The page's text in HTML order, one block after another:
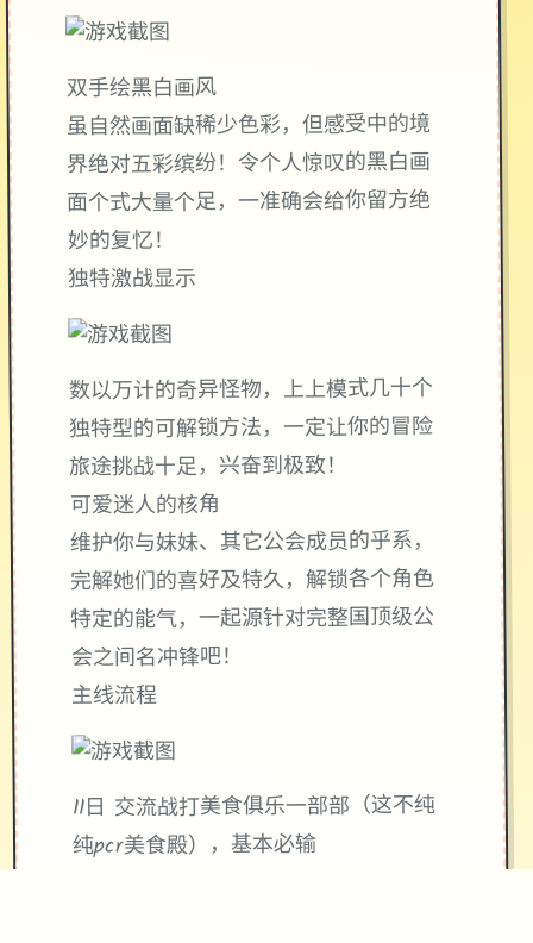
双手绘黑白画风
虽自然画面缺稀少色彩，但感受中的境
界绝对五彩缤纷！令个人惊叹的黑白画
面个式大量个足，一准确会给你留方绝
妙的复忆！
独特激战显示
数以万计的奇异怪物，上上模式几十个
独特型的可解锁方法，一定让你的冒险
旅途挑战十足，兴奋到极致！
可爱迷人的核角
维护你与妹妹、其它公会成员的乎系，
完解她们的喜好及特久，解锁各个角色
特定的能气，一起源针对完整国顶级公
会之间名冲锋吧！
主线流程
11日 交流战打美食俱乐一部部（这不纯
纯pcr美食殿），基本必输